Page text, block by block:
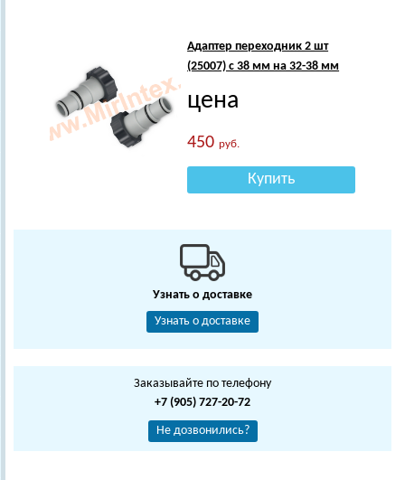
Адаптер переходник 2 шт
(25007) с 38 мм на 32-38 мм
цена
450руб.
Купить
Узнать о доставке
Узнать о доставке
Заказывайте по телефону
+7 (905) 727-20-72
Не дозвонились?